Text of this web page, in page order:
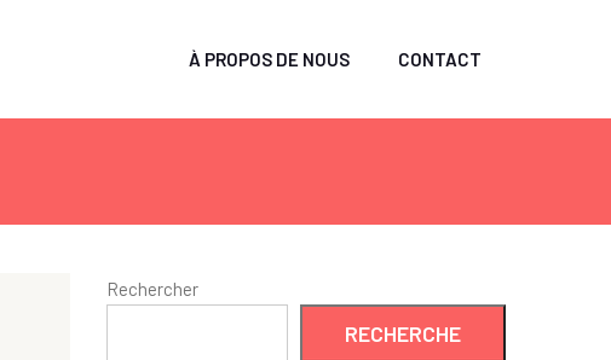
À PROPOS DE NOUS CONTACT
Rechercher
RECHERCHE